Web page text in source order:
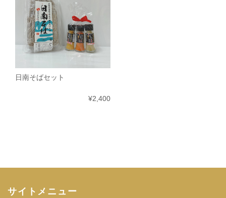
日南そばセット
¥2,400
サイトメニュー